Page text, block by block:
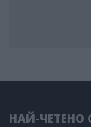
НАЙ-